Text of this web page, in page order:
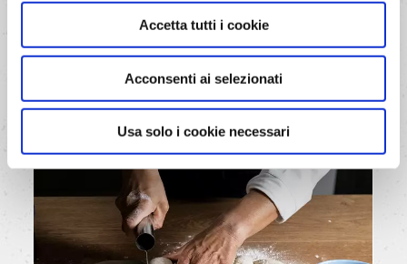
Accetta tutti i cookie
Acconsenti ai selezionati
Usa solo i cookie necessari
AVANTI